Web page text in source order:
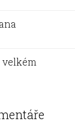
velkém